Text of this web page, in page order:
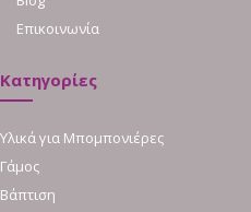
Επικοινωνία
Κατηγορίες
Υλικά για Μπομπονιέρες
Γάμος
Βάπτιση